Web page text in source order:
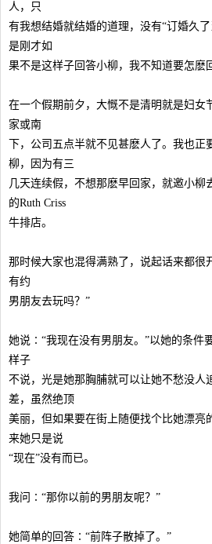
人，只
有我想结婚就结婚的道理，没有“订婚久了
是刚才如
果不是这样子回答小柳，我不知道要怎麽
在一个假期前夕，大慨不是清明就是妇女
家或南
下，公司五点半就不见甚麽人了。我也
柳，因为有三
几天连续假，不想那麽早回家，就邀小柳
的Ruth Criss
牛排店。
那时候大家也混得满熟了，说起话来都
有约
男朋友去玩吗？”
她说∶“我现在没有男朋友。”以她的条件
样子
不说，光是她那胸脯就可以让她不愁没人
差，虽然绝顶
美丽，但如果要在街上随便找个比她漂亮
来她只是说
“现在”没有而已。
我问∶“那你以前的男朋友呢？”
她简单的回答∶“前阵子散掉了。”